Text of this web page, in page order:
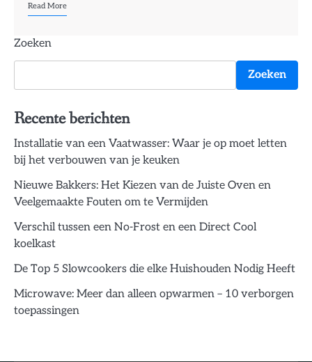
Read More
Zoeken
Zoeken
Recente berichten
Installatie van een Vaatwasser: Waar je op moet letten
bij het verbouwen van je keuken
Nieuwe Bakkers: Het Kiezen van de Juiste Oven en
Veelgemaakte Fouten om te Vermijden
Verschil tussen een No-Frost en een Direct Cool
koelkast
De Top 5 Slowcookers die elke Huishouden Nodig Heeft
Microwave: Meer dan alleen opwarmen – 10 verborgen
toepassingen